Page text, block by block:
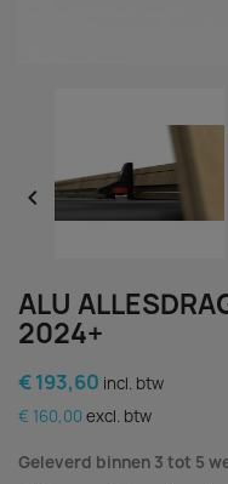

ALU
2024+
€ 193,60 incl. btw
€ 160,00 excl. btw
Geleverd binnen 3 tot 5